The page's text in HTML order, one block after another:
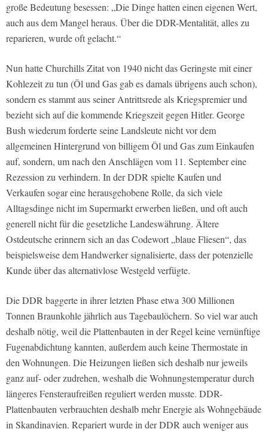
große Bedeutung besessen: „Die Dinge hatten einen eigenen Wert,
auch aus dem Mangel heraus. Über die DDR-Mentalität, alles zu
reparieren, wurde oft gelacht.“
Nun hatte Churchills Zitat von 1940 nicht das Geringste mit einer
Kohlezeit zu tun (Öl und Gas gab es damals übrigens auch schon),
sondern es stammt aus seiner Antrittsrede als Kriegspremier und
bezieht sich auf die kommende Kriegszeit gegen Hitler. George
Bush wiederum forderte seine Landsleute nicht vor dem
allgemeinen Hintergrund von billigem Öl und Gas zum Einkaufen
auf, sondern, um nach den Anschlägen vom 11. September eine
Rezession zu verhindern. In der DDR spielte Kaufen und
Verkaufen sogar eine herausgehobene Rolle, da sich viele
Alltagsdinge nicht im Supermarkt erwerben ließen, und oft auch
generell nicht für die gesetzliche Landeswährung. Ältere
Ostdeutsche erinnern sich an das Codewort „blaue Fliesen“, das
beispielsweise dem Handwerker signalisierte, dass der potenzielle
Kunde über das alternativlose Westgeld verfügte.
Die DDR baggerte in ihrer letzten Phase etwa 300 Millionen
Tonnen Braunkohle jährlich aus Tagebaulöchern. So viel war auch
deshalb nötig, weil die Plattenbauten in der Regel keine vernünftige
Fugenabdichtung kannten, außerdem auch keine Thermostate in
den Wohnungen. Die Heizungen ließen sich deshalb nur jeweils
ganz auf- oder zudrehen, weshalb die Wohnungstemperatur durch
längeres Fensteraufreißen reguliert werden musste. DDR-
Plattenbauten verbrauchten deshalb mehr Energie als Wohngebäude
in Skandinavien. Repariert wurde in der DDR auch weniger aus